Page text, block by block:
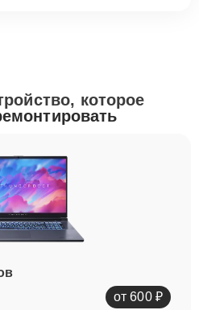
которое
от 600 ₽